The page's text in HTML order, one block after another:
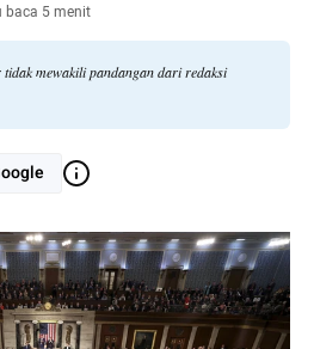
baca 5 menit
mewakili pandangan dari redaksi